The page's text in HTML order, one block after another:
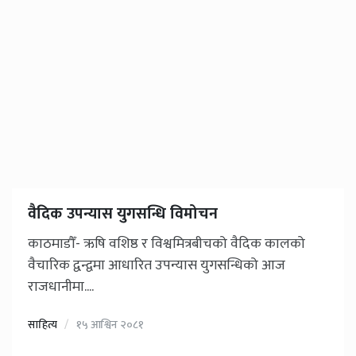
वैदिक उपन्यास युगसन्धि विमोचन
काठमाडौँ- ऋषि वशिष्ठ र विश्वमित्रबीचको वैदिक कालको
वैचारिक द्वन्द्वमा आधारित उपन्यास युगसन्धिको आज
राजधानीमा....
साहित्य १५ आश्विन २०८१